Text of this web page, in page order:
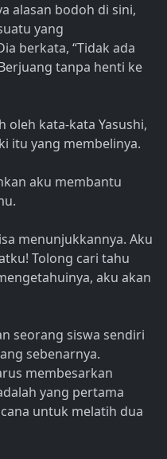
alasan bodoh di sini,
yang
berkata, “Tidak ada
tanpa henti ke
kata-kata Yasushi,
itu yang membelinya.
aku membantu
menunjukkannya. Aku
Tolong cari tahu
aku akan
seorang siswa sendiri
sebenarnya.
membesarkan
yang pertama
untuk melatih dua